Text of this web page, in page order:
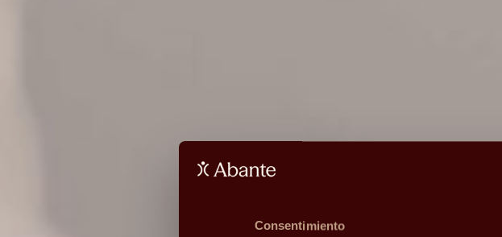
Consentimiento